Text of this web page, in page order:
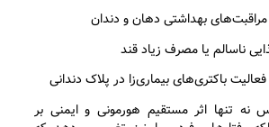
بهداشتی دهان و دندان
ناسالم یا مصرف زیاد قند
باکتری‌های بیماری‌زا در پلاک دندانی
نه تنها اثر مستقیم هورمونی و ایمنی بر